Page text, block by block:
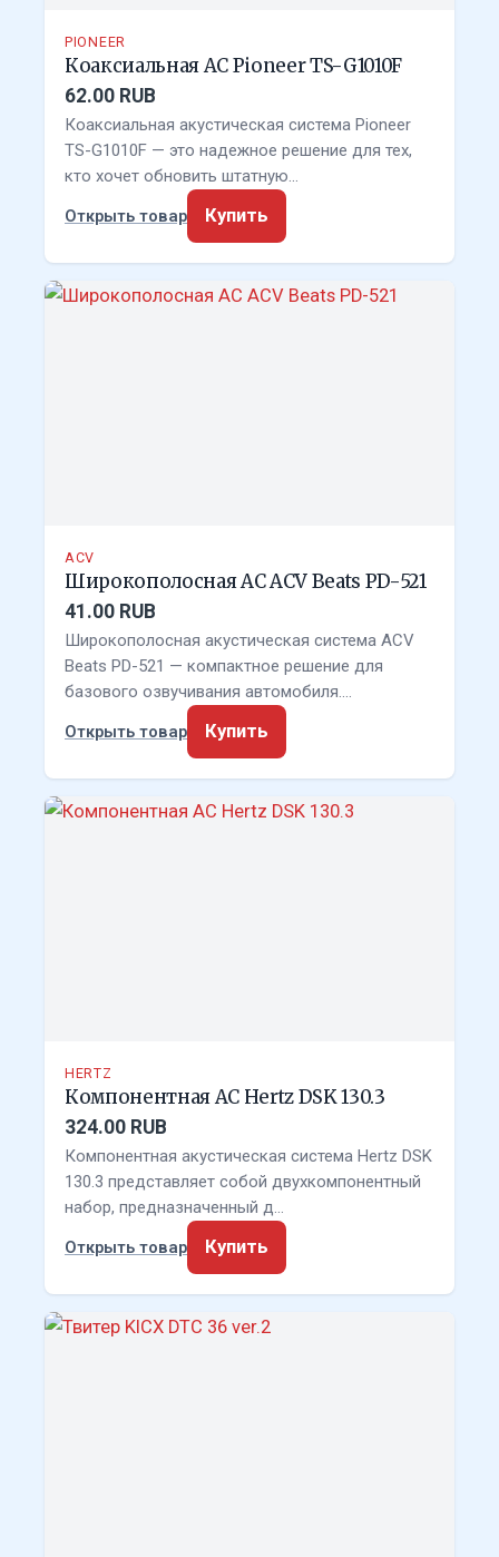
PIONEER
Коаксиальная АС Pioneer TS-G1010F
62.00 RUB
Коаксиальная акустическая система Pioneer
TS-G1010F — это надежное решение для тех,
кто хочет обновить штатную…
Открыть товар
Купить
ACV
Широкополосная АС ACV Beats PD-521
41.00 RUB
Широкополосная акустическая система ACV
Beats PD-521 — компактное решение для
базового озвучивания автомобиля.…
Открыть товар
Купить
HERTZ
Компонентная АС Hertz DSK 130.3
324.00 RUB
Компонентная акустическая система Hertz DSK
130.3 представляет собой двухкомпонентный
набор, предназначенный д…
Открыть товар
Купить